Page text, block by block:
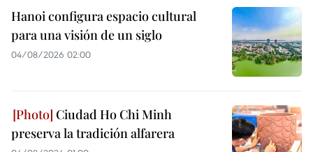
Hanoi configura espacio cultural
para una visión de un siglo
04/08/2026 02:00
Ciudad Ho Chi Minh
preserva la tradición alfarera